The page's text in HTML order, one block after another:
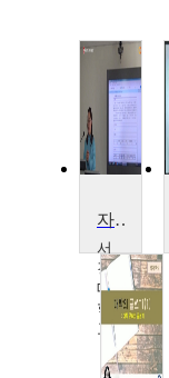
자연계 글쓰기
서
강
대
학
교
권
미